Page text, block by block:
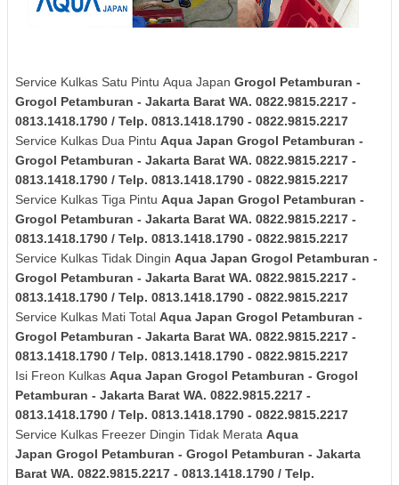
Service Kulkas Satu Pintu Aqua Japan Grogol Petamburan -
Grogol Petamburan - Jakarta Barat WA. 0822.9815.2217 -
0813.1418.1790 / Telp. 0813.1418.1790 - 0822.9815.2217
Service Kulkas Dua Pintu Aqua Japan Grogol Petamburan -
Grogol Petamburan - Jakarta Barat WA. 0822.9815.2217 -
0813.1418.1790 / Telp. 0813.1418.1790 - 0822.9815.2217
Service Kulkas Tiga Pintu Aqua Japan Grogol Petamburan -
Grogol Petamburan - Jakarta Barat WA. 0822.9815.2217 -
0813.1418.1790 / Telp. 0813.1418.1790 - 0822.9815.2217
Service Kulkas Tidak Dingin Aqua Japan Grogol Petamburan -
Grogol Petamburan - Jakarta Barat WA. 0822.9815.2217 -
0813.1418.1790 / Telp. 0813.1418.1790 - 0822.9815.2217
Service Kulkas Mati Total Aqua Japan Grogol Petamburan -
Grogol Petamburan - Jakarta Barat WA. 0822.9815.2217 -
0813.1418.1790 / Telp. 0813.1418.1790 - 0822.9815.2217
Isi Freon Kulkas Aqua Japan Grogol Petamburan - Grogol
Petamburan - Jakarta Barat WA. 0822.9815.2217 -
0813.1418.1790 / Telp. 0813.1418.1790 - 0822.9815.2217
Service Kulkas Freezer Dingin Tidak Merata Aqua
Japan Grogol Petamburan - Grogol Petamburan - Jakarta
Barat WA. 0822.9815.2217 - 0813.1418.1790 / Telp.